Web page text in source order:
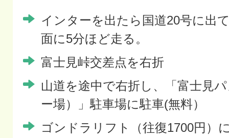
インターを出たら国道20号に出
面に5分ほど走る。
富士見峠交差点を右折
山道を途中で右折し、「富士見
ー場）」駐車場に駐車(無料）
ゴンドラリフト（往復1700円）